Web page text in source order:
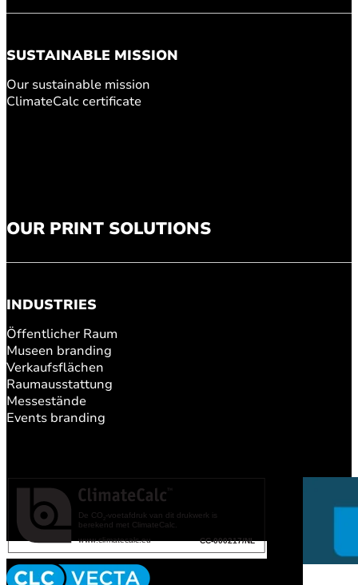
OUR PRINT SOLUTIONS
INDUSTRIES
Öffentlicher Raum
Museen branding
Verkaufsflächen
Raumausstattung
Messestände
Events branding
SUSTAINABLE MISSION
Our sustainable mission
ClimateCalc certificate